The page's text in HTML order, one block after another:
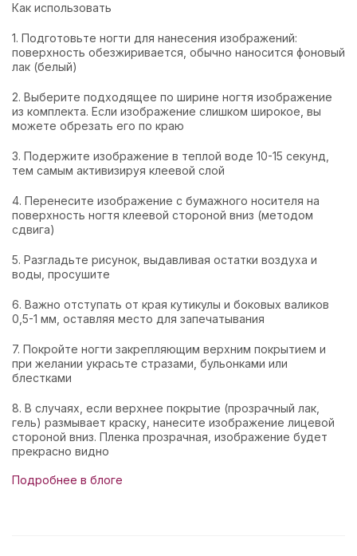
Как использовать
1. Подготовьте ногти для нанесения изображений:
поверхность обезжиривается, обычно наносится фоновый
лак (белый)
2. Выберите подходящее по ширине ногтя изображение
из комплекта. Если изображение слишком широкое, вы
можете обрезать его по краю
3. Подержите изображение в теплой воде 10-15 секунд,
тем самым активизируя клеевой слой
4. Перенесите изображение с бумажного носителя на
поверхность ногтя клеевой стороной вниз (методом
сдвига)
5. Разгладьте рисунок, выдавливая остатки воздуха и
воды, просушите
6. Важно отступать от края кутикулы и боковых валиков
0,5-1 мм, оставляя место для запечатывания
7. Покройте ногти закрепляющим верхним покрытием и
при желании украсьте стразами, бульонками или
блестками
8. В случаях, если верхнее покрытие (прозрачный лак,
гель) размывает краску, нанесите изображение лицевой
стороной вниз. Пленка прозрачная, изображение будет
прекрасно видно
Подробнее в блоге